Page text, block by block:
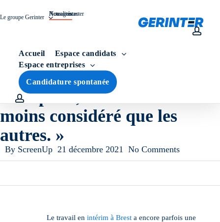
toLe groupe Gerinter Nos agences
Actualités
Nous contacter
Accueil
Espace candidats
Espace entreprises
Candidature spontanée
account
General
Idée reçue N° 3 : « En
entreprise, l’intérimaire est
moins considéré que les
autres. »
By ScreenUp 21 décembre 2021 No Comments
Le travail en intérim à Brest a encore parfois une